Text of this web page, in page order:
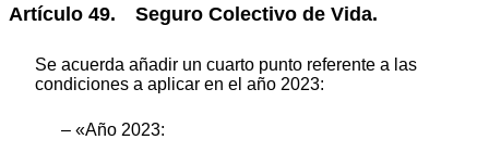
Artículo 49. Seguro Colectivo de Vida.
Se acuerda añadir un cuarto punto referente a las
condiciones a aplicar en el año 2023:
– «Año 2023: